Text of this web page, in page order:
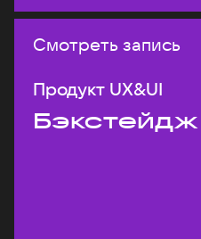
Смотреть запись
Продукт UX&UI
Бэкстейдж